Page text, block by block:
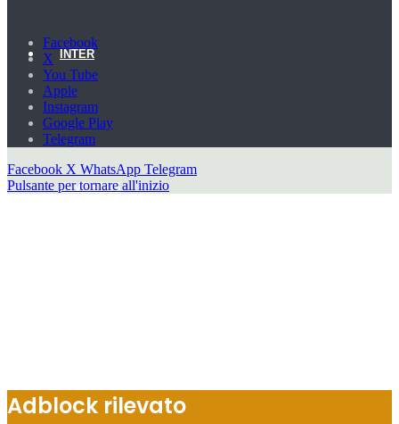
INTER
JUVENTUS
Facebook
X
You Tube
Apple
Instagram
Google Play
Telegram
Facebook X WhatsApp Telegram
Pulsante per tornare all'inizio
Adblock rilevato